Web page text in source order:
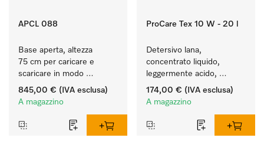
APCL 088
Base aperta, altezza
75 cm per caricare e
scaricare in modo
ergonomico la lavatrice e
l'essiccatoio.
845,00 € (IVA esclusa)
A magazzino
ProCare Tex 10 W - 20 l
Detersivo lana,
concentrato liquido,
leggermente acido,
20 l per il lavaggio a
macchina della lana.
174,00 € (IVA esclusa)
A magazzino